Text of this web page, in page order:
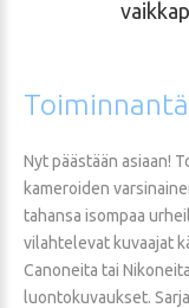
Nyt päästään asiaan!
kameroiden
tahansa isompaa
vilahtelevat kuvaajat
Canoneita tai
luontokuvaukset.